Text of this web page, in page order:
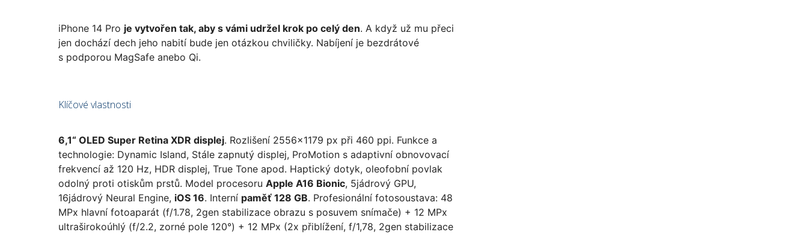
iPhone 14 Pro je vytvořen tak, aby s vámi udržel krok po celý den. A když už mu přeci
jen dochází dech jeho nabití bude jen otázkou chviličky. Nabíjení je bezdrátové
s podporou MagSafe anebo Qi.
Klíčové vlastnosti
6,1“ OLED Super Retina XDR displej. Rozlišení 2556x1179 px při 460 ppi. Funkce a
technologie: Dynamic Island, Stále zapnutý displej, ProMotion s adaptivní obnovovací
frekvencí až 120 Hz, HDR displej, True Tone apod. Haptický dotyk, oleofobní povlak
odolný proti otiskům prstů. Model procesoru Apple A16 Bionic, 5jádrový GPU,
16jádrový Neural Engine, iOS 16. Interní paměť 128 GB. Profesionální fotosoustava: 48
MPx hlavní fotoaparát (f/1.78, 2gen stabilizace obrazu s posuvem snímače) + 12 MPx
ultraširokoúhlý (f/2.2, zorné pole 120°) + 12 MPx (2x přiblížení, f/1,78, 2gen stabilizace